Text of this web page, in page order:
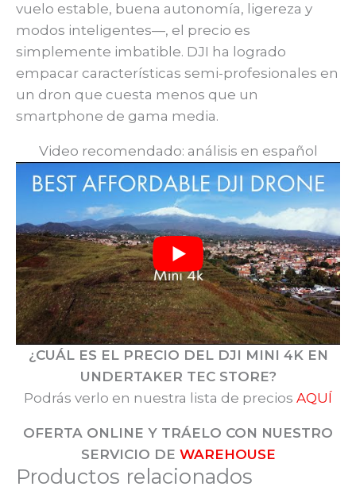
vuelo estable, buena autonomía, ligereza y
modos inteligentes—, el precio es
simplemente imbatible. DJI ha logrado
empacar características semi-profesionales en
un dron que cuesta menos que un
smartphone de gama media.
Video recomendado: análisis en español
¿CUÁL ES EL PRECIO DEL DJI MINI 4K EN
UNDERTAKER TEC STORE?
Podrás verlo en nuestra lista de precios AQUÍ
OFERTA ONLINE Y TRÁELO CON NUESTRO
SERVICIO DE WAREHOUSE
Productos relacionados